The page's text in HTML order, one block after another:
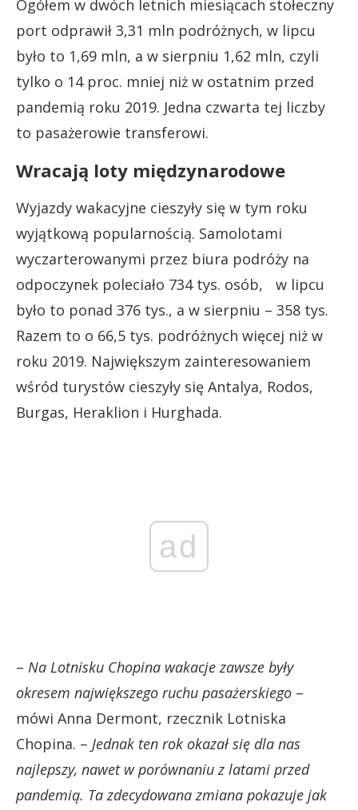
Ogółem w dwóch letnich miesiącach stołeczny
port odprawił 3,31 mln podróżnych, w lipcu
było to 1,69 mln, a w sierpniu 1,62 mln, czyli
tylko o 14 proc. mniej niż w ostatnim przed
pandemią roku 2019. Jedna czwarta tej liczby
to pasażerowie transferowi.
Wracają loty międzynarodowe
Wyjazdy wakacyjne cieszyły się w tym roku
wyjątkową popularnością. Samolotami
wyczarterowanymi przez biura podróży na
odpoczynek poleciało 734 tys. osób, w lipcu
było to ponad 376 tys., a w sierpniu – 358 tys.
Razem to o 66,5 tys. podróżnych więcej niż w
roku 2019. Największym zainteresowaniem
wśród turystów cieszyły się Antalya, Rodos,
Burgas, Heraklion i Hurghada.
ad
– Na Lotnisku Chopina wakacje zawsze były
okresem największego ruchu pasażerskiego –
mówi Anna Dermont, rzecznik Lotniska
Chopina. – Jednak ten rok okazał się dla nas
najlepszy, nawet w porównaniu z latami przed
pandemią. Ta zdecydowana zmiana pokazuje jak